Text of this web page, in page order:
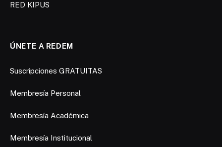
RED KIPUS
ÚNETE A REDEM
Suscripciones GRATUITAS
Membresía Personal
Membresía Académica
Membresía Institucional